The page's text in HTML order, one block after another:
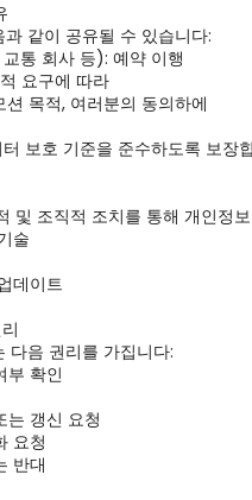
같이 공유될 수 있습니다:
통 회사 등): 예약 이행
요구에 따라
목적, 여러분의 동의하에
보호 기준을 준수하도록 보장
및 조직적 조치를 통해 개인정
술
데이트
다음 권리를 가집니다:
부 확인
갱신 요청
요청
반대